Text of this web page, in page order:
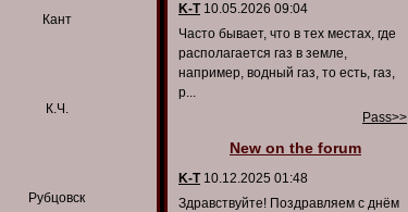
Кант
К.Ч.
Рубцовск
K-T10.05.2026 09:04
Часто бывает, что в тех местах, где
располагается газ в земле,
например, водный газ, то есть, газ,
р...
Pass>>
New on the forum
K-T10.12.2025 01:48
Здравствуйте! Поздравляем с днём